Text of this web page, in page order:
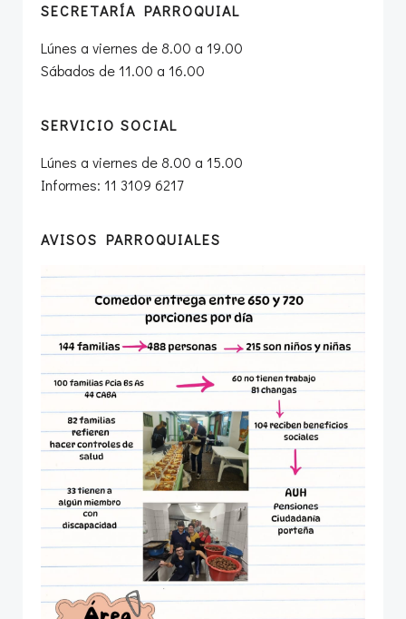
SECRETARÍA PARROQUIAL
Lúnes a viernes de 8.00 a 19.00
Sábados de 11.00 a 16.00
SERVICIO SOCIAL
Lúnes a viernes de 8.00 a 15.00
Informes: 11 3109 6217
AVISOS PARROQUIALES